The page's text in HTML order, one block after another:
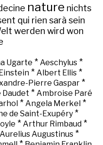
nature nichts
qui rien sarà sein
werden wird won
Ugarte * Aeschylus *
* Albert Ellis*
Pierre Gaspar *
* Ambroise Paré
* Angela Merkel *
de Saint-Exupéry *
* Arthur Rimbaud *
Aurelius Augustinus*